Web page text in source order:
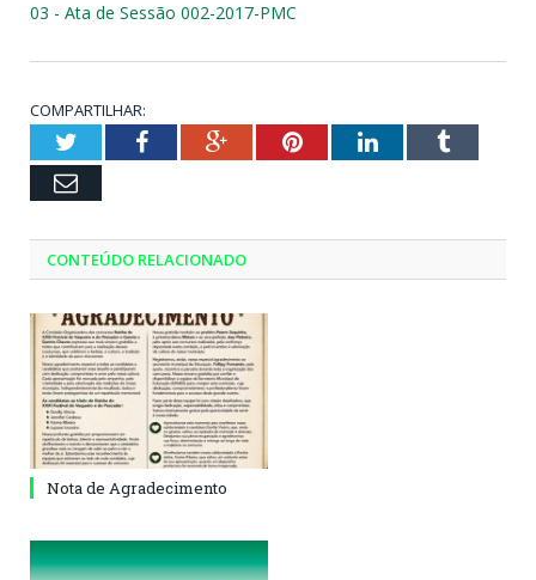
03 - Ata de Sessão 002-2017-PMC
COMPARTILHAR:
TwitterFacebookGoogle+PinterestLinkedInTumblr
Email
CONTEÚDO RELACIONADO
Nota de Agradecimento